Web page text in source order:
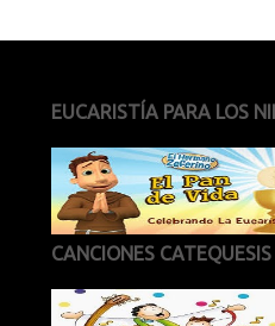
EUCARISTÍA PARA LOS
CANCIONES CATEQUESIS